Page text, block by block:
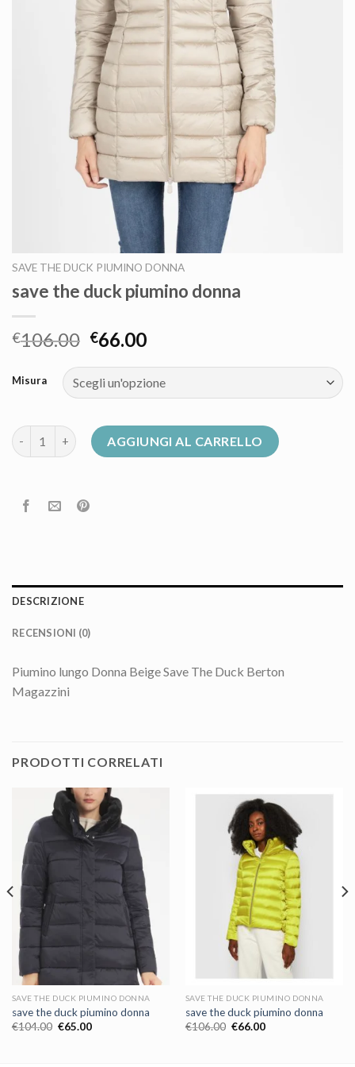
SAVE THE DUCK PIUMINO DONNA
save the duck piumino donna
€106.00 €66.00
Misura
save the duck piumino donna quantità
AGGIUNGI AL CARRELLO
DESCRIZIONE
RECENSIONI (0)
Piumino lungo Donna Beige Save The Duck Berton
Magazzini
PRODOTTI CORRELATI
SAVE THE DUCK PIUMINO DONNA
save the duck piumino donna
€104.00 €65.00
SAVE THE DUCK PIUMINO DONNA
save the duck piumino donna
€106.00 €66.00